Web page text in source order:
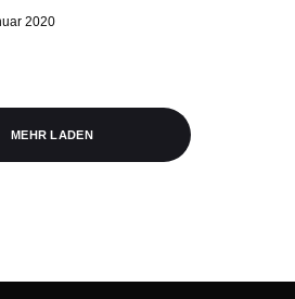
2020
MEHR LADEN